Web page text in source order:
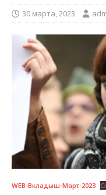
30 марта, 2023
WEB-Вкладыш-Март-2023